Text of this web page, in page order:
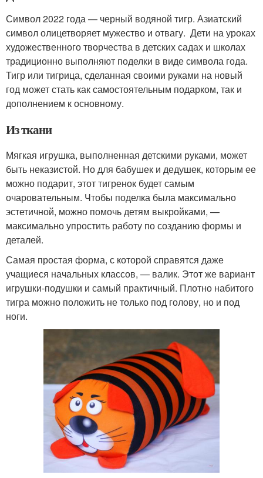
Символ 2022 года — черный водяной тигр. Азиатский
символ олицетворяет мужество и отвагу. Дети на уроках
художественного творчества в детских садах и школах
традиционно выполняют поделки в виде символа года.
Тигр или тигрица, сделанная своими руками на новый
год может стать как самостоятельным подарком, так и
дополнением к основному.
Из ткани
Мягкая игрушка, выполненная детскими руками, может
быть неказистой. Но для бабушек и дедушек, которым ее
можно подарит, этот тигренок будет самым
очаровательным. Чтобы поделка была максимально
эстетичной, можно помочь детям выкройками, —
максимально упростить работу по созданию формы и
деталей.
Самая простая форма, с которой справятся даже
учащиеся начальных классов, — валик. Этот же вариант
игрушки-подушки и самый практичный. Плотно набитого
тигра можно положить не только под голову, но и под
ноги.